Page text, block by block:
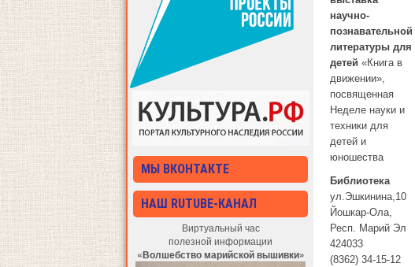
МЫ ВКОНТАКТЕ
НАШ RUTUBE-КАНАЛ
Виртуальный час
полезной информации
«Волшебство марийской вышивки»
научно-
познавательной
литературы для
детей «Книга в
движении»,
посвященная
Неделе науки и
техники для
детей и
юношества
Библиотека
ул.Эшкинина,10
Йошкар-Ола,
Респ. Марий Эл
424033
(8362) 34-15-12